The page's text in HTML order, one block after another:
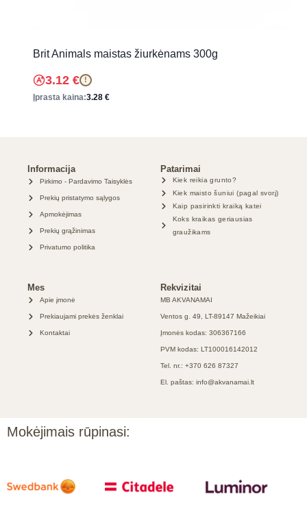
Brit Animals maistas žiurkėnams 300g
3.12 € !
Įprasta kaina:3.28 €
Informacija
Pirkimo - Pardavimo Taisyklės
Prekių pristatymo sąlygos
Apmokėjimas
Prekių grąžinimas
Privatumo politika
Patarimai
Kiek reikia grunto?
Kiek maisto šuniui (pagal svorį)
Kaip pasirinkti kraiką katei
Koks kraikas geriausias
graužikams
Mes
Apie įmonė
Prekiaujami prekės ženklai
Kontaktai
Rekvizitai
MB AKVANAMAI
Ventos g. 49, LT-89147 Mažeikiai
Įmonės kodas: 306367166
PVM kodas: LT100016142012
Tel. nr.: +370 626 87327
El. paštas: info@akvanamai.lt
Mokėjimais rūpinasi: